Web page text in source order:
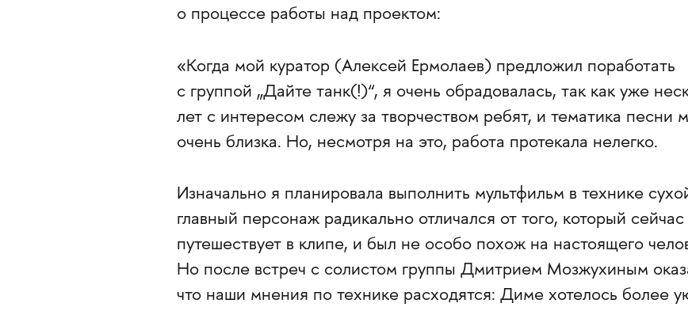
о процессе работы над проектом:
«Когда мой куратор (Алексей Ермолаев) предложил поработать
с группой „Дайте танк(!)“, я очень обрадовалась, так как уже
лет с интересом слежу за творчеством ребят, и тематика песни
очень близка. Но, несмотря на это, работа протекала нелегко.
Изначально я планировала выполнить мультфильм в технике
главный персонаж радикально отличался от того, который сейчас
путешествует в клипе, и был не особо похож на настоящего
Но после встреч с солистом группы Дмитрием Мозжухиным
что наши мнения по технике расходятся: Диме хотелось более